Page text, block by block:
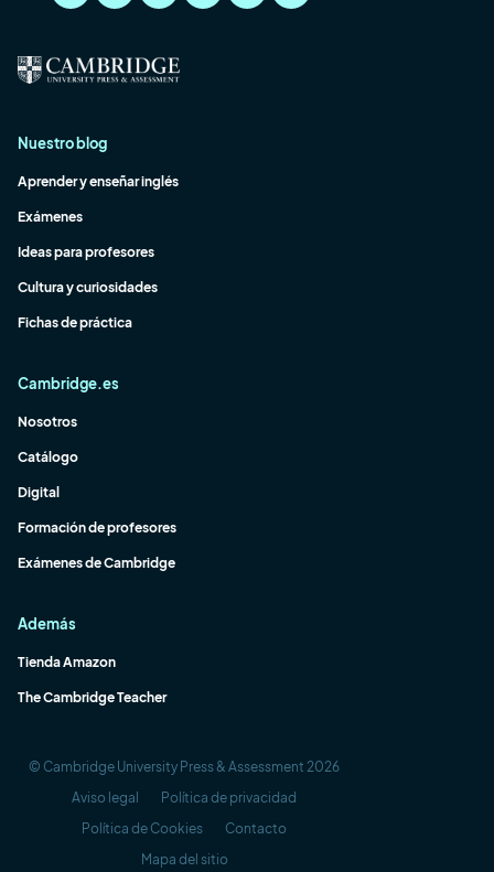
Nuestro blog
Aprender y enseñar inglés
Exámenes
Ideas para profesores
Cultura y curiosidades
Fichas de práctica
Cambridge.es
Nosotros
Catálogo
Digital
Formación de profesores
Exámenes de Cambridge
Además
Tienda Amazon
The Cambridge Teacher
© Cambridge University Press & Assessment 2026
Aviso legal
Política de privacidad
Política de Cookies
Contacto
Mapa del sitio